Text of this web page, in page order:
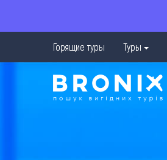
Горящие туры Туры